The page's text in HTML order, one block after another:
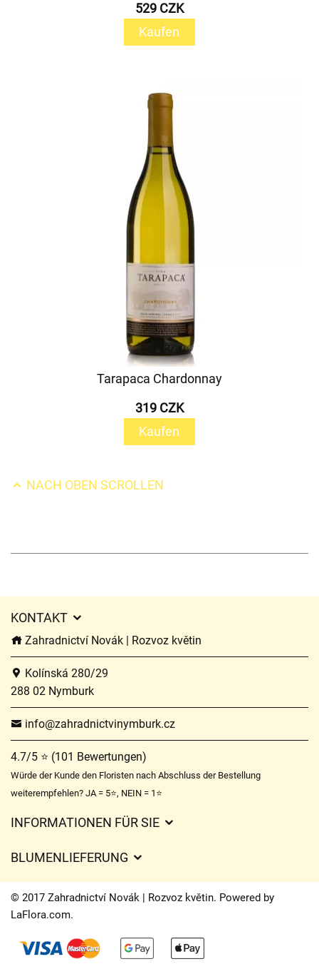
529 CZK
Kaufen
Tarapaca Chardonnay
319 CZK
Kaufen
NACH OBEN SCROLLEN
KONTAKT
Zahradnictví Novák | Rozvoz květin
Kolínská 280/29
288 02 Nymburk
info@zahradnictvinymburk.cz
4.7/5 ⭐ (101 Bewertungen)
Würde der Kunde den Floristen nach Abschluss der Bestellung
weiterempfehlen? JA = 5⭐, NEIN = 1⭐
INFORMATIONEN FÜR SIE
Lieferzeiten für Blumen – Übersicht der Möglichkeiten
BLUMENLIEFERUNG
Liefergebühren
Wohin wir Blumen liefern
Kontakt
© 2017 Zahradnictví Novák | Rozvoz květin. Powered by
LaFlora.com.